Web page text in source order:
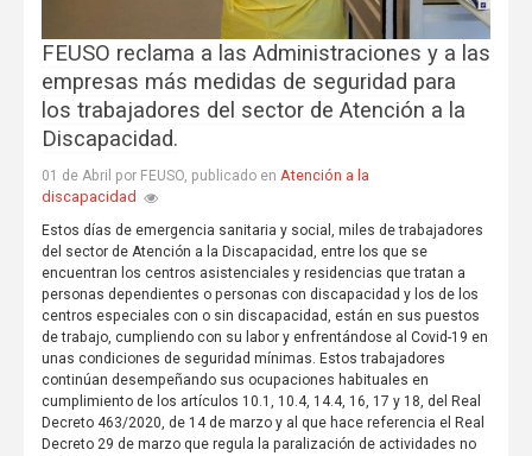
FEUSO reclama a las Administraciones y a las
empresas más medidas de seguridad para
los trabajadores del sector de Atención a la
Discapacidad.
01 de Abril por FEUSO, publicado en Atención a la
discapacidad
Estos días de emergencia sanitaria y social, miles de trabajadores
del sector de Atención a la Discapacidad, entre los que se
encuentran los centros asistenciales y residencias que tratan a
personas dependientes o personas con discapacidad y los de los
centros especiales con o sin discapacidad, están en sus puestos
de trabajo, cumpliendo con su labor y enfrentándose al Covid-19 en
unas condiciones de seguridad mínimas. Estos trabajadores
continúan desempeñando sus ocupaciones habituales en
cumplimiento de los artículos 10.1, 10.4, 14.4, 16, 17 y 18, del Real
Decreto 463/2020, de 14 de marzo y al que hace referencia el Real
Decreto 29 de marzo que regula la paralización de actividades no